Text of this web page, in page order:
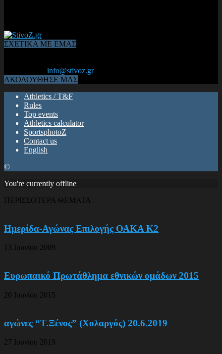
ΣΧΕΤΙΚΑ ΜΕ ΕΜΑΣ
info@stivoz.gr
ΑΚΟΛΟΥΘΗΣΕ ΜΑΣ
Athletics / T&F
Rules
Top events
Athletics calculator
SportsphotoZ
Contact us
English
©
You're currently offline
ΠΕΡΙΣΣΟΤΕΡΑ ΘΕΜΑΤΑ
Ημερίδα-Αγώνας Επιλογής ΟΑΚΑ Κ2
13 Ιουνίου 2009
Ευρωπαικό Πρωτάθλημα εθνικών ομάδων 2015
20 Ιουνίου 2015
αγώνες “Τ.Ξένος” (Χολαργός) 20.6.2019
27 Ιουνίου 2019